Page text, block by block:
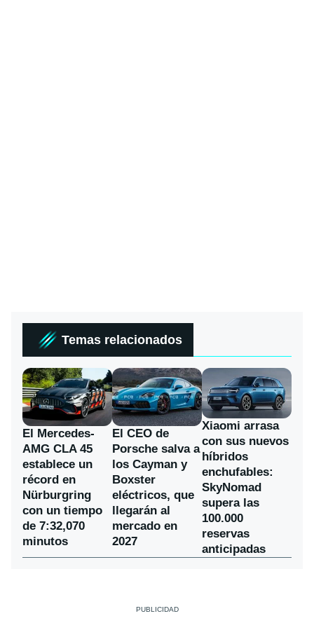
Temas relacionados
El Mercedes-
AMG CLA 45
establece un
récord en
Nürburgring
con un tiempo
de 7:32,070
minutos
El CEO de
Porsche salva a
los Cayman y
Boxster
eléctricos, que
llegarán al
mercado en
2027
Xiaomi arrasa
con sus nuevos
híbridos
enchufables:
SkyNomad
supera las
100.000
reservas
anticipadas